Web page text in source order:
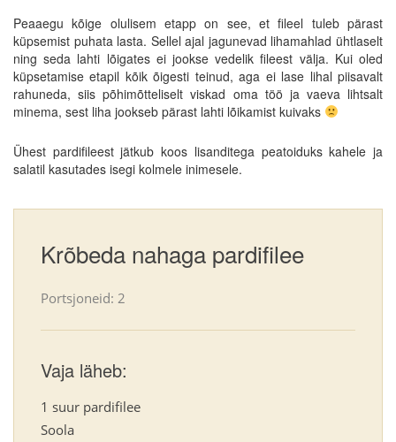
Peaaegu kõige olulisem etapp on see, et fileel tuleb pärast
küpsemist puhata lasta. Sellel ajal jagunevad lihamahlad ühtlaselt
ning seda lahti lõigates ei jookse vedelik fileest välja. Kui oled
küpsetamise etapil kõik õigesti teinud, aga ei lase lihal piisavalt
rahuneda, siis põhimõtteliselt viskad oma töö ja vaeva lihtsalt
minema, sest liha jookseb pärast lahti lõikamist kuivaks
Ühest pardifileest jätkub koos lisanditega peatoiduks kahele ja
salatil kasutades isegi kolmele inimesele.
Krõbeda nahaga pardifilee
Portsjoneid: 2
Vaja läheb:
1 suur pardifilee
Soola